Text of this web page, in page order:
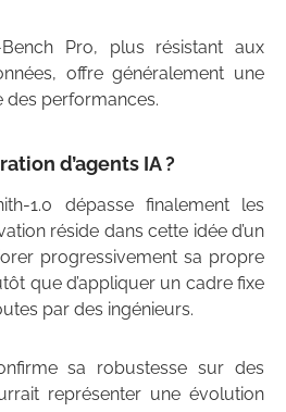
Pro, plus résistant aux
offre généralement une
des performances.
d’agents IA ?
1.0 dépasse finalement les
réside dans cette idée d’un
progressivement sa propre
que d’appliquer un cadre fixe
par des ingénieurs.
sa robustesse sur des
représenter une évolution